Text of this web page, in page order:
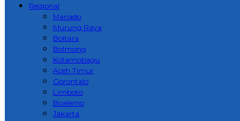
Regional
Manado
Murung Raya
Boltara
Bolmong
Kotamobagu
Aceh Timur
Gorontalo
Limboto
Boalemo
Jakarta